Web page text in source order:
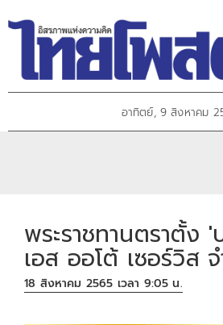
อาทิตย์, 9 สิงหาคม
พระราชทานตราตั้ง '
เอส ออโต้ เซอร์วิส
18 สิงหาคม 2565 เวลา 9:05 น.